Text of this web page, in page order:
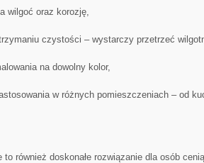
wilgoć oraz korozję,
czystości – wystarczy przetrzeć
na dowolny kolor,
w różnych pomieszczeniach – od
to również doskonałe rozwiązanie dla osób